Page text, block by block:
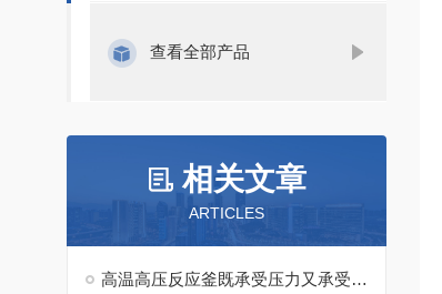
查看全部产品
相关文章
ARTICLES
高温高压反应釜既承受压力又承受高温